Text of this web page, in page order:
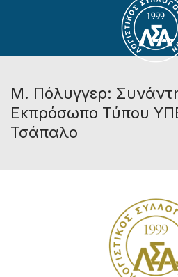
Skip to main content
Μ. Πόλυγγερ:
Εκπρόσωπο Τύπου
Τσάπαλο